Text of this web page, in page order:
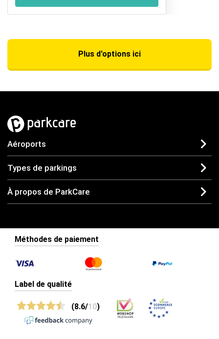
Plus d'options ici
Aéroports
Types de parkings
À propos de ParkCare
Méthodes de paiement
Label de qualité
(8.6/10)